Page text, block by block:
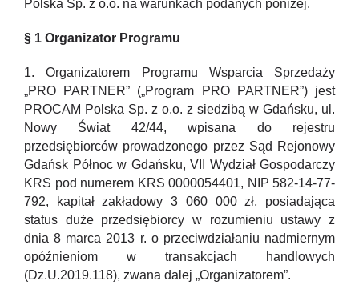
Polska Sp. z o.o. na warunkach podanych poniżej.
§ 1 Organizator Programu
1. Organizatorem Programu Wsparcia Sprzedaży
„PRO PARTNER” („Program PRO PARTNER”) jest
PROCAM Polska Sp. z o.o. z siedzibą w Gdańsku, ul.
Nowy Świat 42/44, wpisana do rejestru
przedsiębiorców prowadzonego przez Sąd Rejonowy
Gdańsk Północ w Gdańsku, VII Wydział Gospodarczy
KRS pod numerem KRS 0000054401, NIP 582-14-77-
792, kapitał zakładowy 3 060 000 zł, posiadająca
status duże przedsiębiorcy w rozumieniu ustawy z
dnia 8 marca 2013 r. o przeciwdziałaniu nadmiernym
opóźnieniom w transakcjach handlowych
(Dz.U.2019.118), zwana dalej „Organizatorem”.